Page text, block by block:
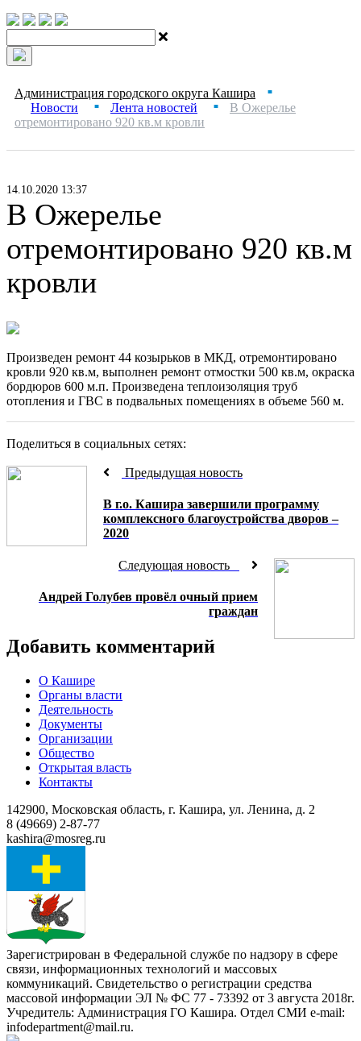
Администрация городского округа Кашира ■
Новости ■ Лента новостей ■
В Ожерелье
отремонтировано 920 кв.м кровли
14.10.2020 13:37
В Ожерелье
отремонтировано 920 кв.м
кровли
Произведен ремонт 44 козырьков в МКД, отремонтировано
кровли 920 кв.м, выполнен ремонт отмостки 500 кв.м, окраска
бордюров 600 м.п. Произведена теплоизоляция труб
отопления и ГВС в подвальных помещениях в объеме 560 м.
Поделиться в социальных сетях:
Предыдущая новость
В г.о. Кашира завершили программу
комплексного благоустройства дворов –
2020
Следующая новость
Андрей Голубев провёл очный прием
граждан
Добавить комментарий
О Кашире
Органы власти
Деятельность
Документы
Организации
Общество
Открытая власть
Контакты
142900, Московская область, г. Кашира, ул. Ленина, д. 2
8 (49669) 2-87-77
kashira@mosreg.ru
Зарегистрирован в Федеральной службе по надзору в сфере
связи, информационных технологий и массовых
коммуникаций. Свидетельство о регистрации средства
массовой информации ЭЛ № ФС 77 - 73392 от 3 августа 2018г.
Учредитель: Администрация ГО Кашира. Отдел СМИ e-mail:
infodepartment@mail.ru.